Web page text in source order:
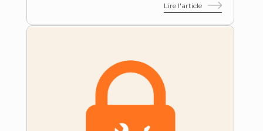
Lire l'article